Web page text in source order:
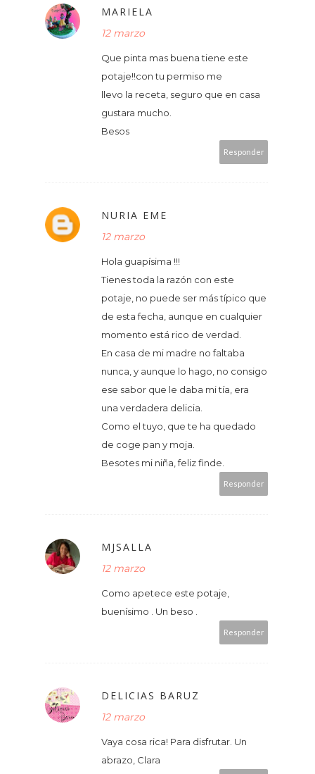
MARIELA
12 marzo
Que pinta mas buena tiene este
potaje!!con tu permiso me
llevo la receta, seguro que en casa
gustara mucho.
Besos
Responder
NURIA EME
12 marzo
Hola guapísima !!!
Tienes toda la razón con este
potaje, no puede ser más típico que
de esta fecha, aunque en cualquier
momento está rico de verdad.
En casa de mi madre no faltaba
nunca, y aunque lo hago, no consigo
ese sabor que le daba mi tía, era
una verdadera delicia.
Como el tuyo, que te ha quedado
de coge pan y moja.
Besotes mi niña, feliz finde.
Responder
MJSALLA
12 marzo
Como apetece este potaje,
buenísimo . Un beso .
Responder
DELICIAS BARUZ
12 marzo
Vaya cosa rica! Para disfrutar. Un
abrazo, Clara